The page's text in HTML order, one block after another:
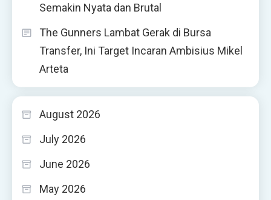
Semakin Nyata dan Brutal
The Gunners Lambat Gerak di Bursa
Transfer, Ini Target Incaran Ambisius Mikel
Arteta
August 2026
July 2026
June 2026
May 2026